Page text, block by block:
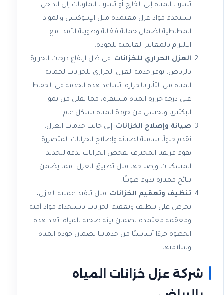
تسرب المياه إلى الخارج أو تسرب الملوثات إلى الداخل.
نستخدم مواد عزل معتمدة مثل الإيبوكسي والمواد
المطاطية لضمان حماية فعّالة وطويلة الأمد، مع
الالتزام بالمعايير العالمية للجودة.
العزل الحراري للخزانات: في ظل ارتفاع درجات الحرارة
بالرياض، نوفر خدمة العزل الحراري للخزانات لحماية
المياه من التأثر بالحرارة. تساعد هذه الخدمة في الحفاظ
على درجة حرارة المياه مستقرة، مما يقلل من نمو
البكتيريا ويحسن من جودة المياه بشكل عام.
صيانة وإصلاح الخزانات: إلى جانب خدمات العزل،
نقدم حلولًا شاملة لصيانة وإصلاح الخزانات المتضررة.
يقوم فريقنا المحترف بفحص الخزانات بدقة لتحديد
المشكلات وإصلاحها قبل تطبيق العزل، مما يضمن
نتائج ممتازة تدوم طويلًا.
تنظيف وتعقيم الخزانات: قبل تنفيذ عملية العزل،
نحرص على تنظيف وتعقيم الخزانات باستخدام مواد آمنة
ومعقمة معتمدة لضمان بيئة صحية للمياه. تعد هذه
الخطوة جزءًا أساسيًا من خدماتنا لضمان جودة المياه
وسلامتها.
شركة عزل خزانات المياه